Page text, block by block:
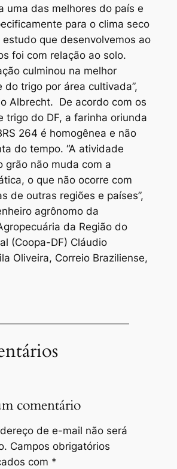
uma das melhores do país e
para o clima seco
estudo que desenvolvemos ao
foi com relação ao solo.
culminou na melhor
do trigo por área cultivada”,
Albrecht. De acordo com os
trigo do DF, a farinha oriunda
264 é homogênea e não
do tempo. “A atividade
grão não muda com a
o que não ocorre com
de outras regiões e países”,
agrônomo da
da Região do
(Coopa-DF) Cláudio
Oliveira, Correio Braziliense,
comentário
de e-mail não será
Campos obrigatórios
com *